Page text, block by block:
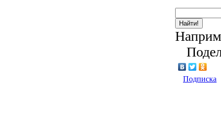
Найти!
Подписка